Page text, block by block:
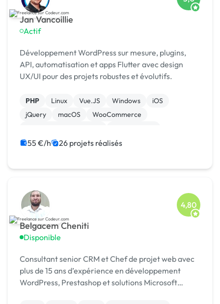
Jan Vancoillie
Actif
Développement WordPress sur mesure, plugins,
API, automatisation et apps Flutter avec design
UX/UI pour des projets robustes et évolutifs.
PHP Linux Vue.JS Windows
iOS
jQuery
macOS
WooCommerce
55 €/h 26 projets réalisés
Belgacem Cheniti
Disponible
4,80
Consultant senior CRM et Chef de projet web avec
plus de 15 ans d’expérience en développement
WordPress, Prestashop et solutions Microsoft